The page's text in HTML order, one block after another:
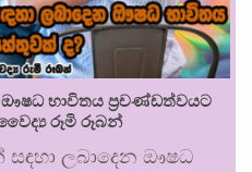
ඖෂධ භාවිතය ප්‍රචණ්ඩත්වයට
රූමි රූබන්
ලබාදෙන ඖෂධ